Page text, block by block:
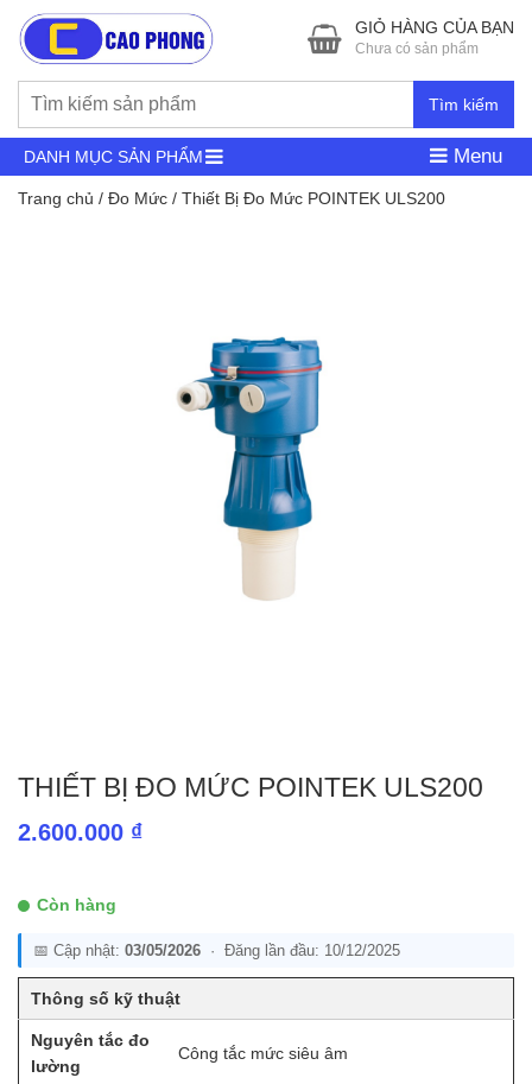
Tìm kiếm
GIỎ HÀNG CỦA BẠN
Chưa có sản phẩm
DANH MỤC SẢN PHẨM Menu
Trang chủ / Đo Mức / Thiết Bị Đo Mức POINTEK ULS200
THIẾT BỊ ĐO MỨC POINTEK ULS200
2.600.000 ₫
Còn hàng
📅 Cập nhật: 03/05/2026 · Đăng lần đầu: 10/12/2025
Thông số kỹ thuật
Nguyên tắc đo
lường
Công tắc mức siêu âm